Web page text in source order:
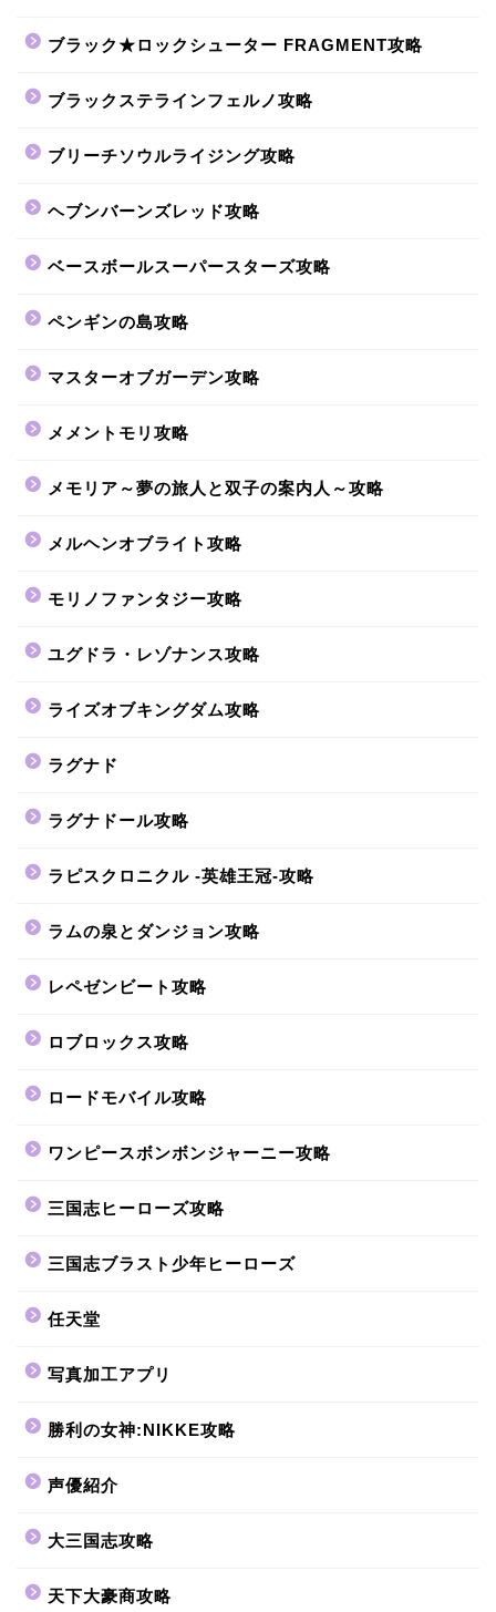
ブラック★ロックシューター FRAGMENT攻略
ブラックステラインフェルノ攻略
ブリーチソウルライジング攻略
ヘブンバーンズレッド攻略
ベースボールスーパースターズ攻略
ペンギンの島攻略
マスターオブガーデン攻略
メメントモリ攻略
メモリア～夢の旅人と双子の案内人～攻略
メルヘンオブライト攻略
モリノファンタジー攻略
ユグドラ・レゾナンス攻略
ライズオブキングダム攻略
ラグナド
ラグナドール攻略
ラピスクロニクル -英雄王冠-攻略
ラムの泉とダンジョン攻略
レペゼンビート攻略
ロブロックス攻略
ロードモバイル攻略
ワンピースボンボンジャーニー攻略
三国志ヒーローズ攻略
三国志ブラスト少年ヒーローズ
任天堂
写真加工アプリ
勝利の女神:NIKKE攻略
声優紹介
大三国志攻略
天下大豪商攻略